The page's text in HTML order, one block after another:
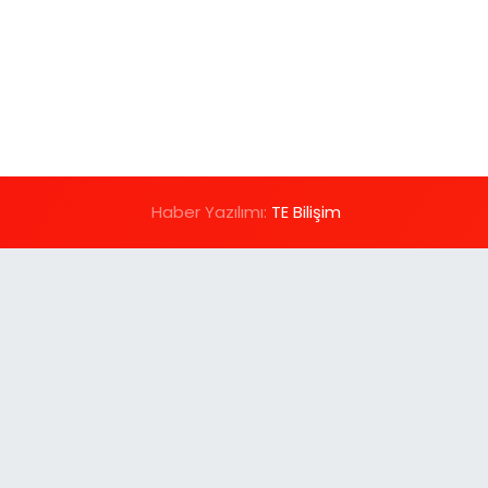
Haber Yazılımı: TE Bilişim